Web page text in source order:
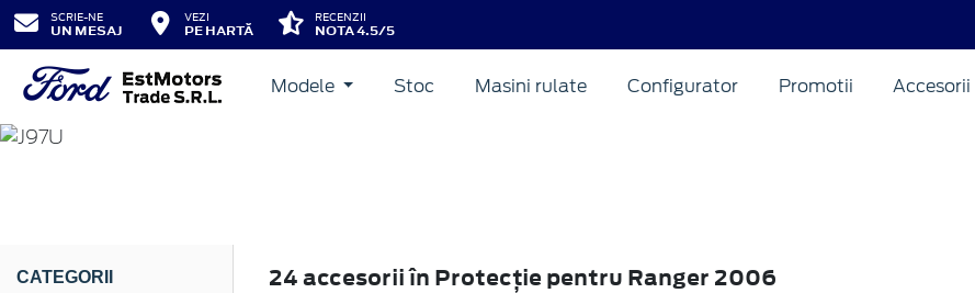
SCRIE-NE
UN MESAJ
VEZI
PE HARTĂ
RECENZII
NOTA 4.5/5
Modele Stoc Masini rulate Configurator Promotii Accesorii
RANGER
CATEGORII
24 accesorii în Protecţie pentru Ranger 2006